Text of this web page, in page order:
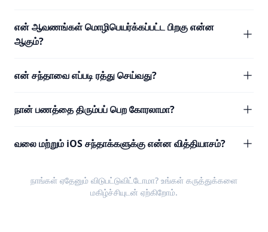
என் ஆவணங்கள் மொழிபெயர்க்கப்பட்ட பிறகு என்ன
ஆகும்?
என் சந்தாவை எப்படி ரத்து செய்வது?
நான் பணத்தை திரும்பப் பெற கோரலாமா?
வலை மற்றும் iOS சந்தாக்களுக்கு என்ன வித்தியாசம்?
நாங்கள் ஏதேனும் விடுபட்டுவிட்டோமா? உங்கள் கருத்துக்களை
மகிழ்ச்சியுடன் ஏற்கிறோம்.